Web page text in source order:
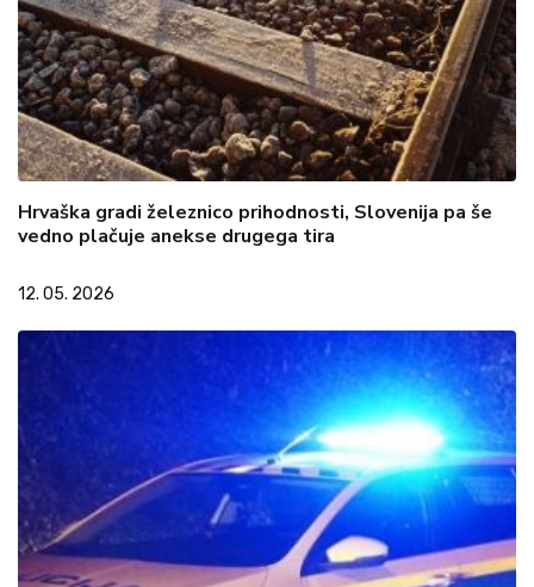
Hrvaška gradi železnico prihodnosti, Slovenija pa še
vedno plačuje anekse drugega tira
12. 05. 2026